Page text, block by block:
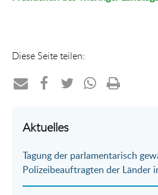
Diese Seite teilen:
per
Mail
auf
Aktuelles
Tagung der parlamentarisch
Polizeibeauftragten der Länder